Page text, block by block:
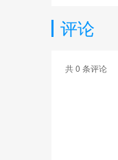
评论
共0 条评论